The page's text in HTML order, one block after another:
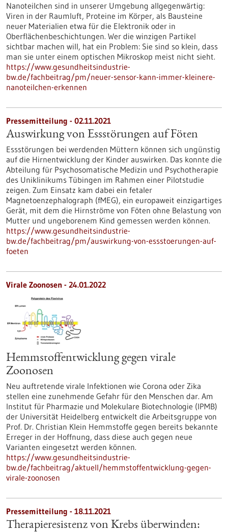
Nanoteilchen sind in unserer Umgebung allgegenwärtig:
Viren in der Raumluft, Proteine im Körper, als Bausteine
neuer Materialien etwa für die Elektronik oder in
Oberflächenbeschichtungen. Wer die winzigen Partikel
sichtbar machen will, hat ein Problem: Sie sind so klein, dass
man sie unter einem optischen Mikroskop meist nicht sieht.
https://www.gesundheitsindustrie-
bw.de/fachbeitrag/pm/neuer-sensor-kann-immer-kleinere-
nanoteilchen-erkennen
Pressemitteilung - 02.11.2021
Auswirkung von Essstörungen auf Föten
Essstörungen bei werdenden Müttern können sich ungünstig
auf die Hirnentwicklung der Kinder auswirken. Das konnte die
Abteilung für Psychosomatische Medizin und Psychotherapie
des Uniklinikums Tübingen im Rahmen einer Pilotstudie
zeigen. Zum Einsatz kam dabei ein fetaler
Magnetoenzephalograph (fMEG), ein europaweit einzigartiges
Gerät, mit dem die Hirnströme von Föten ohne Belastung von
Mutter und ungeborenem Kind gemessen werden können.
https://www.gesundheitsindustrie-
bw.de/fachbeitrag/pm/auswirkung-von-essstoerungen-auf-
foeten
Virale Zoonosen - 24.01.2022
Hemmstoffentwicklung gegen virale
Zoonosen
Neu auftretende virale Infektionen wie Corona oder Zika
stellen eine zunehmende Gefahr für den Menschen dar. Am
Institut für Pharmazie und Molekulare Biotechnologie (IPMB)
der Universität Heidelberg entwickelt die Arbeitsgruppe von
Prof. Dr. Christian Klein Hemmstoffe gegen bereits bekannte
Erreger in der Hoffnung, dass diese auch gegen neue
Varianten eingesetzt werden können.
https://www.gesundheitsindustrie-
bw.de/fachbeitrag/aktuell/hemmstoffentwicklung-gegen-
virale-zoonosen
Pressemitteilung - 18.11.2021
Therapieresistenz von Krebs überwinden: